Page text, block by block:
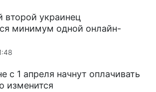
второй украинец
минимум одной онлайн-
с 1 апреля начнут оплачивать
изменится